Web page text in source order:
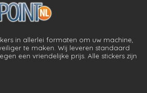
in allerlei formaten om uw machine,
te maken. Wij leveren standaard
een vriendelijke prijs. Alle stickers zijn